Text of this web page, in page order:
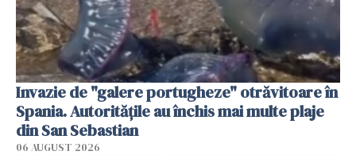
Invazie de "galere portugheze" otrăvitoare în
Spania. Autoritățile au închis mai multe plaje
din San Sebastian
06 AUGUST 2026